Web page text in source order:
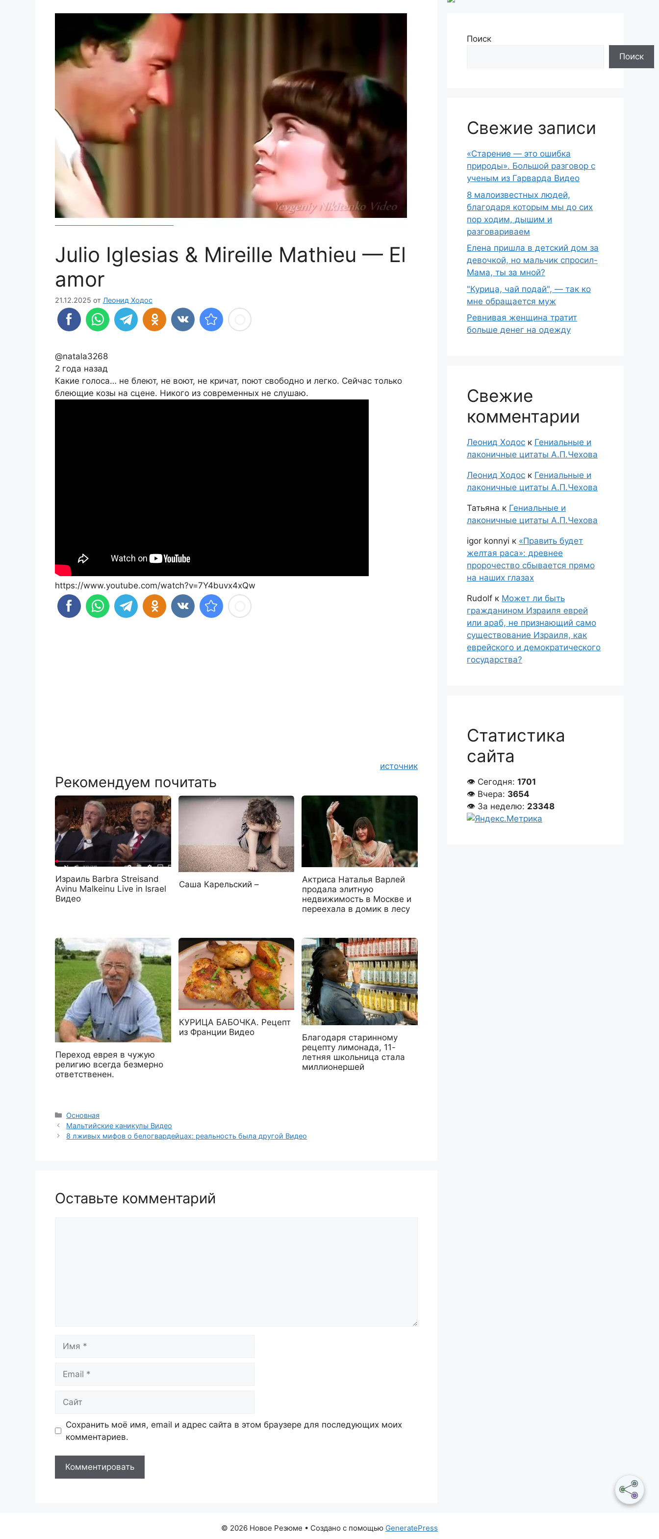
Julio Iglesias & Mireille Mathieu — El
amor
21.12.2025 от Леонид Ходос
@natala3268
2 года назад
Какие голоса… не блеют, не воют, не кричат, поют свободно и легко. Сейчас только
блеющие козы на сцене. Никого из современных не слушаю.
https://www.youtube.com/watch?v=7Y4buvx4xQw
источник
Рекомендуем почитать
Израиль Barbra Streisand
Avinu Malkeinu Live in Israel
Видео
Саша Карельский –
Актриса Наталья Варлей
продала элитную
недвижимость в Москве и
переехала в домик в лесу
Переход еврея в чужую
религию всегда безмерно
ответственен.
КУРИЦА БАБОЧКА. Рецепт
из Франции Видео
Благодаря старинному
рецепту лимонада, 11-
летняя школьница стала
миллионершей
Рубрики
Основная
Мальтийские каникулы Видео
8 лживых мифов о белогвардейцах: реальность была другой Видео
Оставьте комментарий
Сохранить моё имя, email и адрес сайта в этом браузере для последующих моих
комментариев.
Поиск
Поиск
Свежие записи
«Старение — это ошибка
природы». Большой разговор с
ученым из Гарварда Видео
8 малоизвестных людей,
благодаря которым мы до сих
пор ходим, дышим и
разговариваем
Елена пришла в детский дом за
девочкой, но мальчик спросил-
Мама, ты за мной?
"Курица, чай подай", — так ко
мне обращается муж
Ревнивая женщина тратит
больше денег на одежду
Свежие
комментарии
Леонид Ходос к Гениальные и
лаконичные цитаты А.П.Чехова
Леонид Ходос к Гениальные и
лаконичные цитаты А.П.Чехова
Татьяна к Гениальные и
лаконичные цитаты А.П.Чехова
igor konnyi к «Править будет
желтая раса»: древнее
пророчество сбывается прямо
на наших глазах
Rudolf к Может ли быть
гражданином Израиля еврей
или араб, не признающий само
существование Израиля, как
еврейского и демократического
государства?
Статистика
сайта
👁 Сегодня: 1701
👁 Вчера: 3654
👁 За неделю: 23348
© 2026 Новое Резюме • Создано с помощью GeneratePress